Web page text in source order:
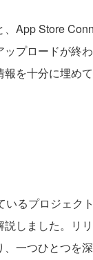
App Store
プロードが終
を十分に埋め
るプロジェク
しました。リ
一つひとつを